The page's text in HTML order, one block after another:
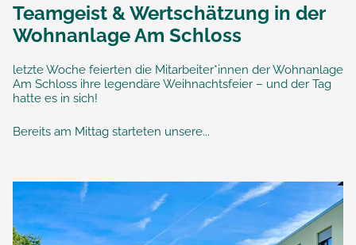
Teamgeist & Wertschätzung in der
Wohnanlage Am Schloss
letzte Woche feierten die Mitarbeiter*innen der Wohnanlage
Am Schloss ihre legendäre Weihnachtsfeier – und der Tag
hatte es in sich!
Bereits am Mittag starteten unsere...